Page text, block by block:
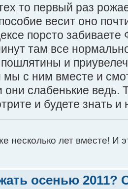
то первый раз
весит оно
порсто
там все
пошлятины и
мы с ним вместе и
слабенькие ведь.
и будете знать и
лет вместе! И
осенью 2011?